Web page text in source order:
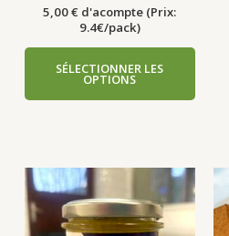
5,00€ d'acompte (Prix:
9.4€/pack)
SÉLECTIONNER LES
OPTIONS